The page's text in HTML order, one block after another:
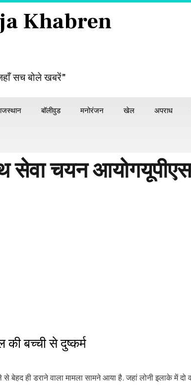
Khabren
सच बोले खबरें"
बॉलीवुड मनोरंजन खेल अपराध
सेवा चयन
बच्ची से दुष्कर्म
ही डराने वाला मामला सामने आया है. जहां लोनी इलाके में दो